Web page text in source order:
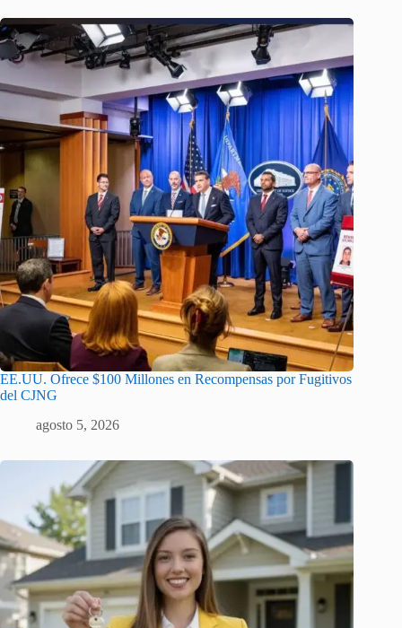
EE.UU. Ofrece $100 Millones en Recompensas por Fugitivos
del CJNG
agosto 5, 2026